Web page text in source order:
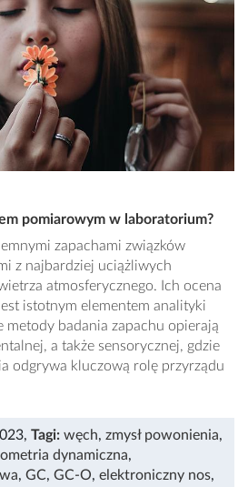
pomiarowym w laboratorium?
zapachami związków
z najbardziej uciążliwych
atmosferycznego. Ich ocena
istotnym elementem analityki
metody badania zapachu opierają
a także sensorycznej, gdzie
odgrywa kluczową rolę przyrządu
, Tagi: węch, zmysł powonienia,
dynamiczna,
, GC, GC-O, elektroniczny nos,